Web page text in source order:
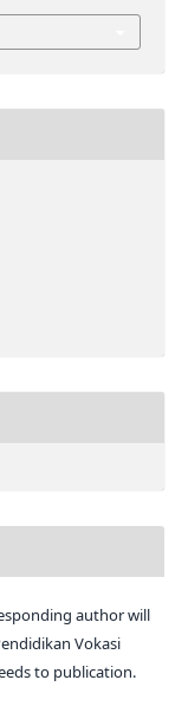
author will
Vokasi
to publication.